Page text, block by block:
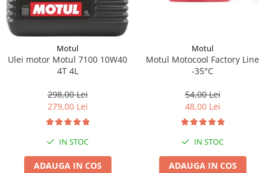
Motul
Ulei motor Motul 7100 10W40
4T 4L
298,00 Lei
279,00 Lei
IN STOC
ADAUGA IN COS
Motul
Motul Motocool Factory Line
-35°C
54,00 Lei
48,00 Lei
IN STOC
ADAUGA IN COS